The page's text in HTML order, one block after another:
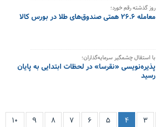
روز گذشته رقم خورد؛
معامله ۲۶.۶ همتی صندوق‌های طلا در بورس کالا
با استقال چشمگیر سرمایه‌گذاران؛
پذیره‌نویسی «نقرسا» در لحظات ابتدایی به پایان
رسید
۳ ۴ ۵ ۶ ۷ ۸ ۹ ۱۰